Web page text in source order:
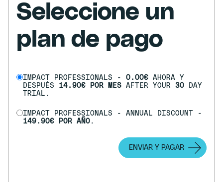
Seleccione un
plan de pago
IMPACT PROFESSIONALS - 0.00€ AHORA Y
DESPUÉS 14.90€ POR MES AFTER YOUR 30 DAY
TRIAL.
IMPACT PROFESSIONALS - ANNUAL DISCOUNT -
149.90€ POR AÑO .